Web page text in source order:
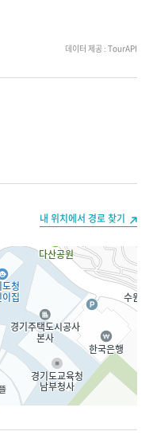
데이터 제공 : TourAPI
내 위치에서 경로 찾기